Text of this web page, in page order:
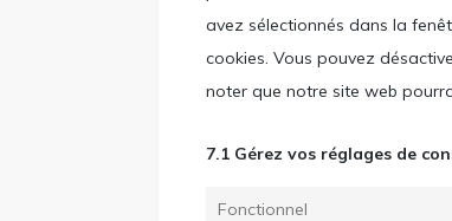
avez sélectionnés dans la
cookies. Vous pouvez
noter que notre site web
7.1 Gérez vos réglages de
Fonctionnel